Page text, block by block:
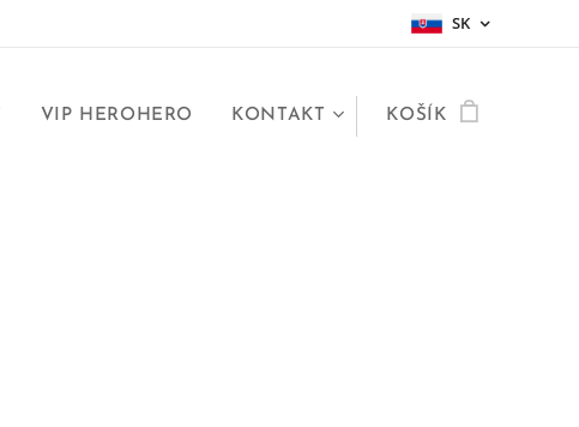
SK
VIP HEROHERO KONTAKT KOŠÍK